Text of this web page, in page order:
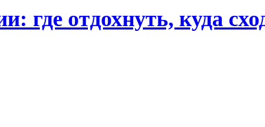
где отдохнуть, куда